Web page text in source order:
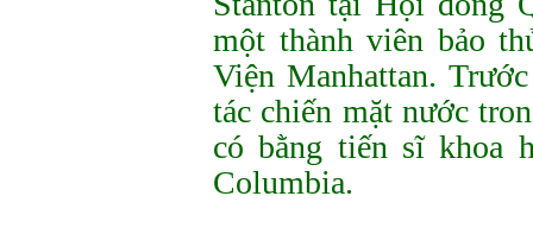
một thành viên bảo
Viện Manhattan.
tác chiến mặt nước
có bằng tiến sĩ khoa
Columbia.